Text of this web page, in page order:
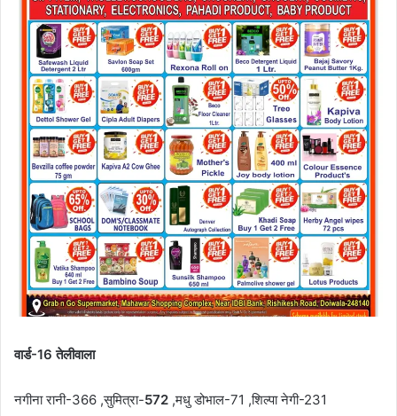
वार्ड-16 तेलीवाला
नगीना रानी-366 ,सुमित्रा-572 ,मधु डोभाल-71 ,शिल्पा नेगी-231